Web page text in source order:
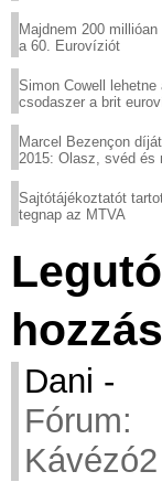
Majdnem 200
a 60. Eurovíziót
Simon Cowell lehetne
csodaszer a brit
Marcel Bezençon
2015: Olasz, svéd és
Sajtótájékoztatót
tegnap az MTVA
Dani -
Fórum:
Kávézó2